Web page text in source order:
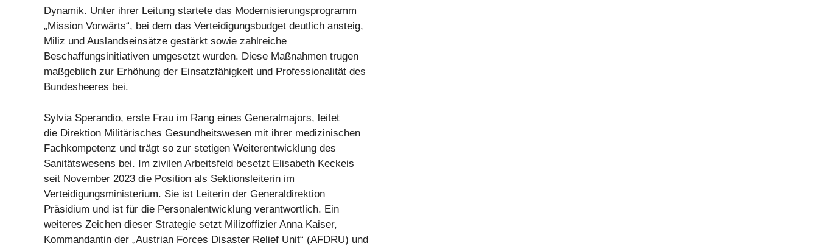
Dynamik. Unter ihrer Leitung startete das Modernisierungsprogramm
„Mission Vorwärts“, bei dem das Verteidigungsbudget deutlich ansteig,
Miliz und Auslandseinsätze gestärkt sowie zahlreiche
Beschaffungsinitiativen umgesetzt wurden. Diese Maßnahmen trugen
maßgeblich zur Erhöhung der Einsatzfähigkeit und Professionalität des
Bundesheeres bei.
Sylvia Sperandio, erste Frau im Rang eines Generalmajors, leitet
die Direktion Militärisches Gesundheitswesen mit ihrer medizinischen
Fachkompetenz und trägt so zur stetigen Weiterentwicklung des
Sanitätswesens bei. Im zivilen Arbeitsfeld besetzt Elisabeth Keckeis
seit November 2023 die Position als Sektionsleiterin im
Verteidigungsministerium. Sie ist Leiterin der Generaldirektion
Präsidium und ist für die Personalentwicklung verantwortlich. Ein
weiteres Zeichen dieser Strategie setzt Milizoffizier Anna Kaiser,
Kommandantin der „Austrian Forces Disaster Relief Unit“ (AFDRU) und